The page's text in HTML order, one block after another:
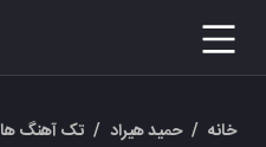
خانه / حمید هیراد / تک آهنگ ها